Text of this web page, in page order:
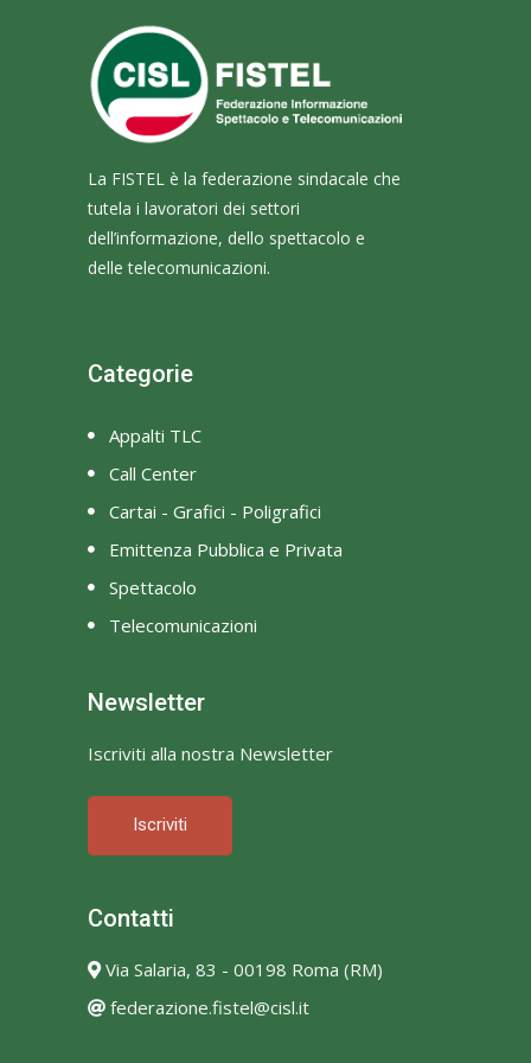
La FISTEL è la federazione sindacale che
tutela i lavoratori dei settori
dell’informazione, dello spettacolo e
delle telecomunicazioni.
Categorie
Appalti TLC
Call Center
Cartai - Grafici - Poligrafici
Emittenza Pubblica e Privata
Spettacolo
Telecomunicazioni
Newsletter
Iscriviti alla nostra Newsletter
Iscriviti
Contatti
Via Salaria, 83 - 00198 Roma (RM)
federazione.fistel@cisl.it